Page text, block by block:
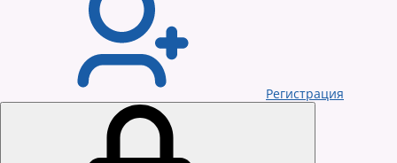
Регистрация